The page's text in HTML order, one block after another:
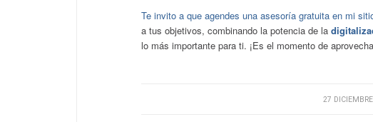
Te invito a que agendes una asesoría gratuita en mi
a tus objetivos, combinando la potencia de la
lo más importante para ti. ¡Es el momento de
27 /